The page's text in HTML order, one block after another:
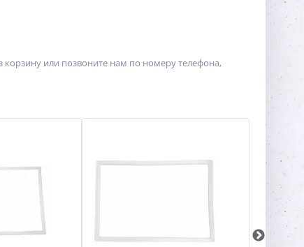
корзину или позвоните нам по номеру телефона,